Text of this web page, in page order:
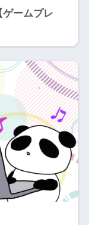
ームプレ